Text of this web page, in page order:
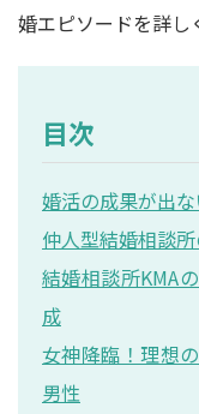
婚エピソードを詳し
目次
婚活の成果が出
仲人型結婚相談
結婚相談所KMA
成
女神降臨！理想
男性